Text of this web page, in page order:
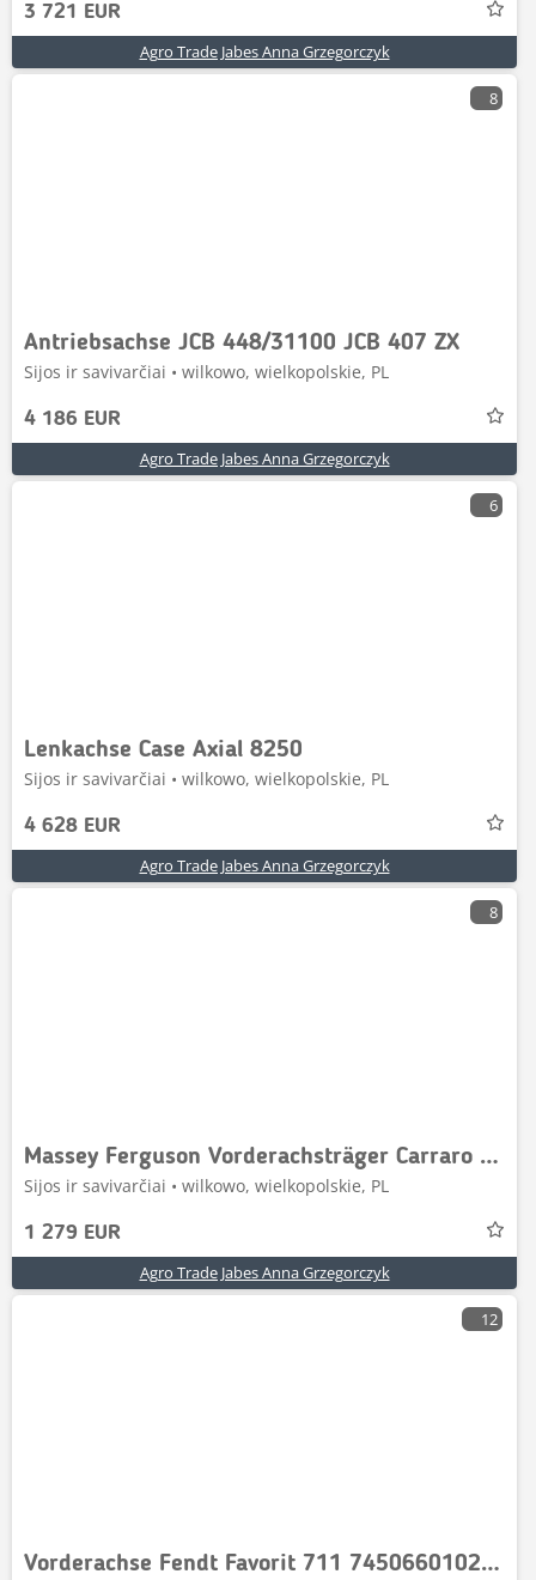
3 721 EUR
Agro Trade Jabes Anna Grzegorczyk
8
Antriebsachse JCB 448/31100 JCB 407 ZX
Sijos ir savivarčiai • wilkowo, wielkopolskie, PL
4 186 EUR
Agro Trade Jabes Anna Grzegorczyk
6
Lenkachse Case Axial 8250
Sijos ir savivarčiai • wilkowo, wielkopolskie, PL
4 628 EUR
Agro Trade Jabes Anna Grzegorczyk
8
Massey Ferguson Vorderachsträger Carraro 26.25 8937
Sijos ir savivarčiai • wilkowo, wielkopolskie, PL
1 279 EUR
Agro Trade Jabes Anna Grzegorczyk
12
Vorderachse Fendt Favorit 711 74506601029 Dana 745